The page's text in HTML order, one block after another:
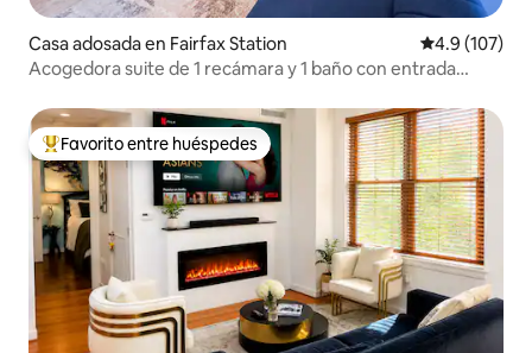
Casa adosada en Fairfax Station Calificación
4.9 (107)
Acogedora suite de 1 recámara y 1 baño con entrada
De los mejores en Favorito entre huéspedes
Favorito entre huéspedes